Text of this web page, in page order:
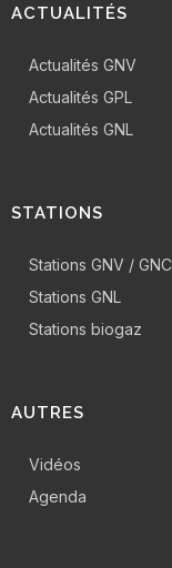
ACTUALITÉS
Actualités GNV
Actualités GPL
Actualités GNL
STATIONS
Stations GNV / GNC
Stations GNL
Stations biogaz
AUTRES
Vidéos
Agenda